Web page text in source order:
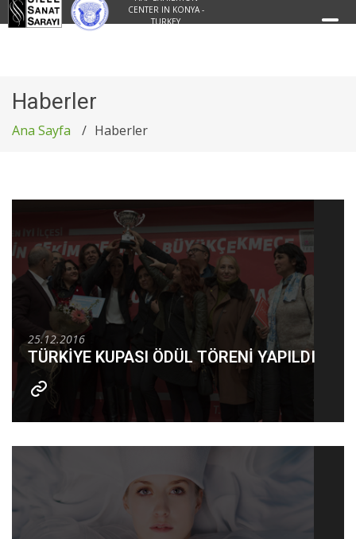
CENTER IN KONYA -
TURKEY
Haberler
Ana Sayfa Haberler
25.12.2016
TÜRKİYE KUPASI ÖDÜL TÖRENİ YAPILDI